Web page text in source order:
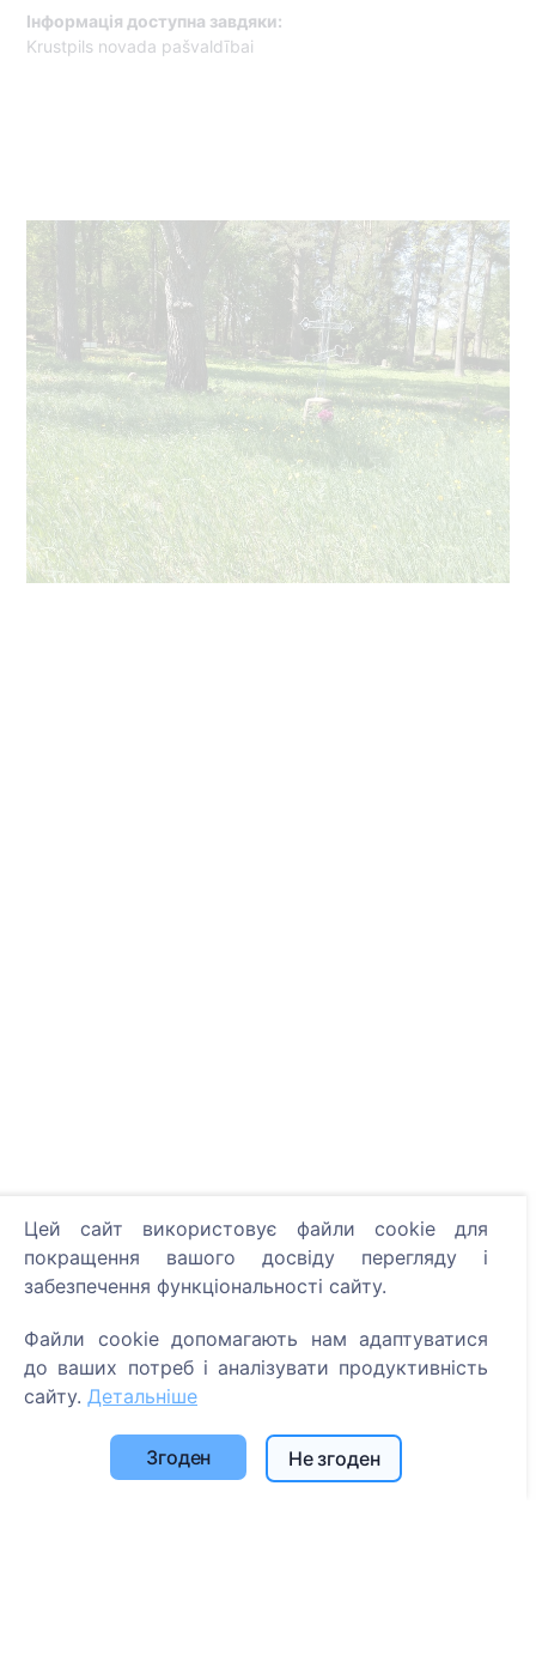
Інформація доступна завдяки:
Krustpils novada pašvaldībai
Інформація
Про CEMETY
Події
Список муніципалітетів та користувачів
Політика конфіденційності
Політика платежів
Цей сайт використовує файли cookie для
покращення вашого досвіду перегляду і
забезпечення функціональності сайту.
Файли cookie допомагають нам адаптуватися
до ваших потреб і аналізувати продуктивність
сайту. Детальніше
Згоден Не згоден